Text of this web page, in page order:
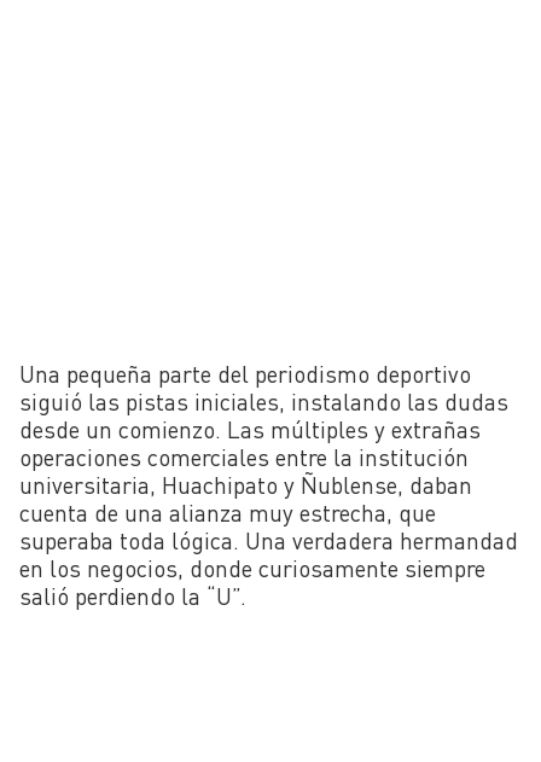
Una pequeña parte del periodismo deportivo
siguió las pistas iniciales, instalando las dudas
desde un comienzo. Las múltiples y extrañas
operaciones comerciales entre la institución
universitaria, Huachipato y Ñublense, daban
cuenta de una alianza muy estrecha, que
superaba toda lógica. Una verdadera hermandad
en los negocios, donde curiosamente siempre
salió perdiendo la “U”.